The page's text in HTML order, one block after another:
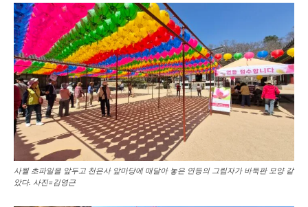
사월 초파일을 앞두고 천은사 앞마당에 매달아 놓은 연등의 그림자가 바둑판 모양 같
았다. 사진=김영근